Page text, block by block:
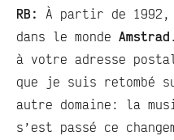
RB:
À partir de 1992,
dans le monde Amstrad
à votre adresse
que je suis retombé
autre domaine: la
s’est passé ce